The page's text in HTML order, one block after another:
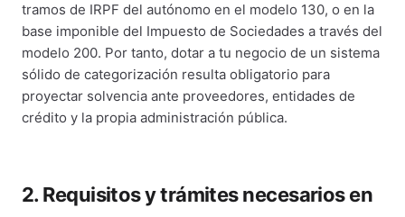
tramos de IRPF del autónomo en el modelo 130, o en la
base imponible del Impuesto de Sociedades a través del
modelo 200. Por tanto, dotar a tu negocio de un sistema
sólido de categorización resulta obligatorio para
proyectar solvencia ante proveedores, entidades de
crédito y la propia administración pública.
2. Requisitos y trámites necesarios en